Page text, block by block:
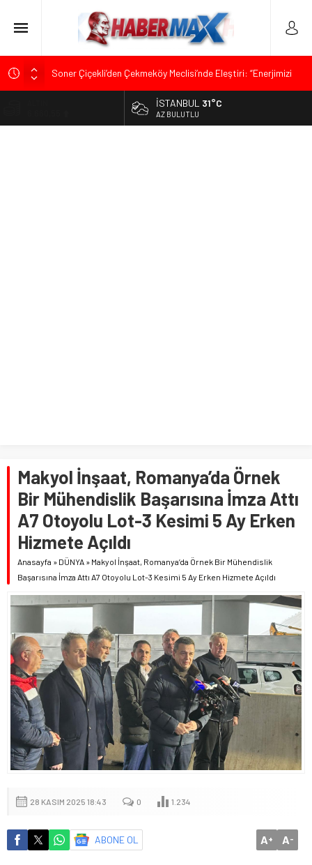
Soner Çiçekli’den Çekmeköy Meclisi’nde Eleştiri: “Enerjimizi
Edremit’te Kaymakam Ahmet Odabaş’a Duygu Dolu Veda
İSTANBUL 31°C
AZ BULUTLU
Makyol İnşaat, Romanya’da Örnek
Bir Mühendislik Başarısına İmza Attı
A7 Otoyolu Lot-3 Kesimi 5 Ay Erken
Hizmete Açıldı
Anasayfa » DÜNYA » Makyol İnşaat, Romanya’da Örnek Bir Mühendislik
Başarısına İmza Attı A7 Otoyolu Lot-3 Kesimi 5 Ay Erken Hizmete Açıldı
28 KASIM 2025 18:43 0 1.234
ABONE OL A+ A-